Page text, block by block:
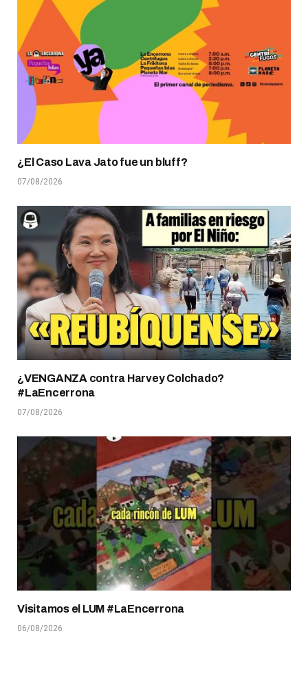
¿El Caso Lava Jato fue un bluff?
07/08/2026
¿VENGANZA contra Harvey Colchado?
#LaEncerrona
07/08/2026
Visitamos el LUM #LaEncerrona
06/08/2026